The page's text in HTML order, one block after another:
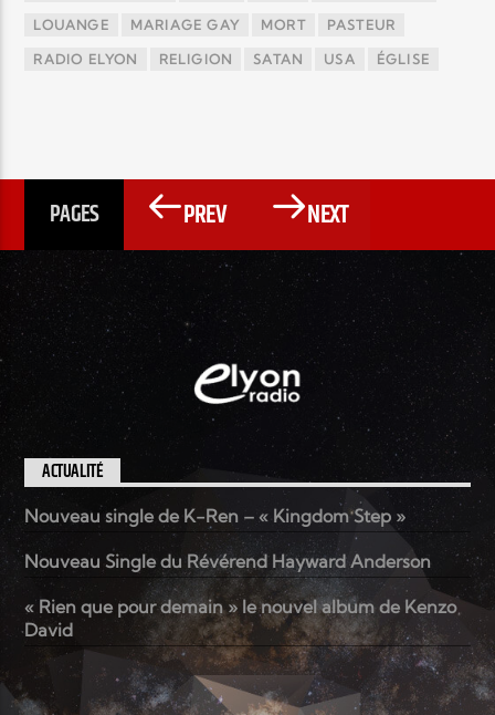
LOUANGE MARIAGE GAY MORT PASTEUR
RADIO ELYON RELIGION SATAN USA ÉGLISE
PAGES PREV NEXT
ACTUALITÉ
Nouveau single de K-Ren – « Kingdom Step »
Nouveau Single du Révérend Hayward Anderson
« Rien que pour demain » le nouvel album de Kenzo
David